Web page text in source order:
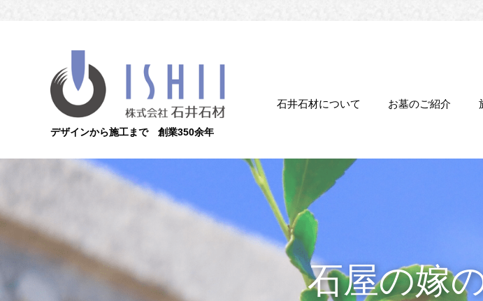
デザインから施工まで 創業350余年
石井石材について お墓のご紹介
石屋の嫁